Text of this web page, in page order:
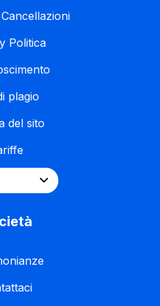
Politica
plagio
del sito